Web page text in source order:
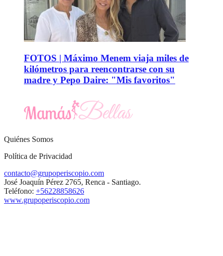
FOTOS | Máximo Menem viaja miles de
kilómetros para reencontrarse con su
madre y Pepo Daire: "Mis favoritos"
Quiénes Somos
Política de Privacidad
contacto@grupoperiscopio.com
José Joaquín Pérez 2765, Renca - Santiago.
Teléfono: +56228858626
www.grupoperiscopio.com